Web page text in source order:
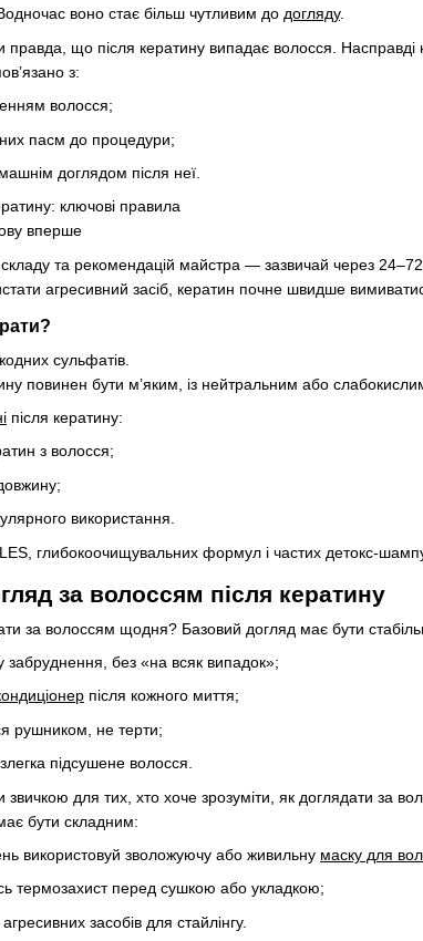
воно стає більш чутливим до догляду.
що після кератину випадає волосся.
з:
волосся;
пасм до процедури;
доглядом після неї.
ключові правила
вперше
складу та рекомендацій майстра — зазвичай через
агресивний засіб, кератин почне швидше
сульфатів.
повинен бути м’яким, із нейтральним або
після кератину:
з волосся;
використання.
глибокоочищувальних формул і частих детокс-
за волоссям після кератину
за волоссям щодня? Базовий догляд має бути
забруднення, без «на всяк випадок»;
після кожного миття;
рушником, не терти;
підсушене волосся.
звичкою для тих, хто хоче зрозуміти, як доглядати за
бути складним:
використовуй зволожуючу або живильну маску для
термозахист перед сушкою або укладкою;
засобів для стайлінгу.